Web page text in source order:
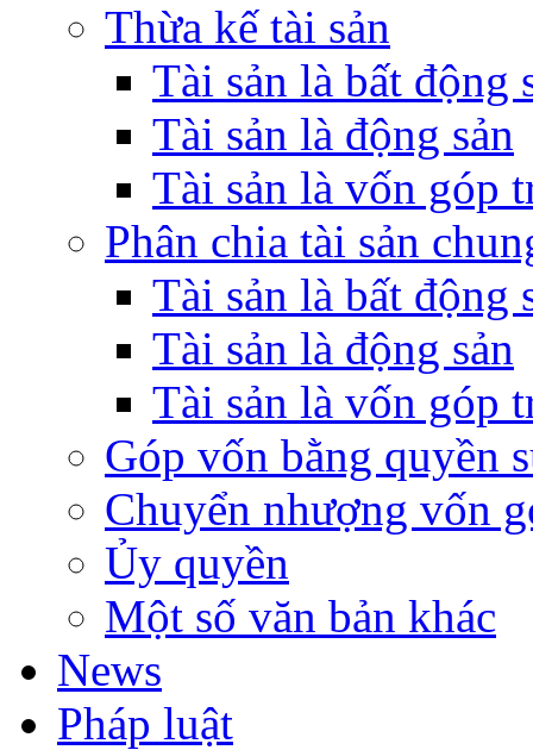
Thừa kế tài sản
Tài sản là bất động
Tài sản là động sản
Tài sản là vốn góp
Phân chia tài sản
Tài sản là bất động
Tài sản là động sản
Tài sản là vốn góp
Góp vốn bằng quyền
Chuyển nhượng vốn
Ủy quyền
Một số văn bản khác
News
Pháp luật